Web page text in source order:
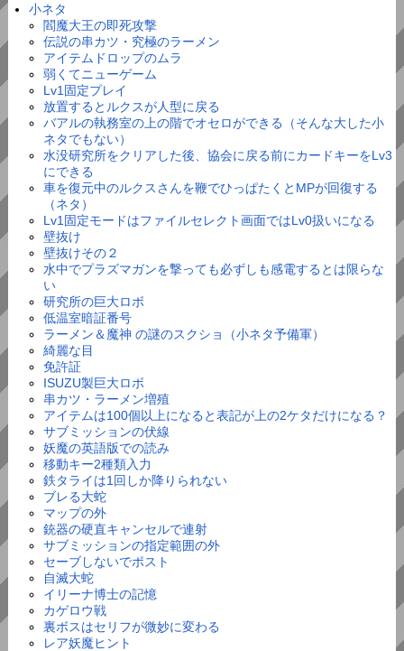
小ネタ
閻魔大王の即死攻撃
伝説の串カツ・究極のラーメン
アイテムドロップのムラ
弱くてニューゲーム
Lv1固定プレイ
放置するとルクスが人型に戻る
バアルの執務室の上の階でオセロができる（そんな大した小
ネタでもない）
水没研究所をクリアした後、協会に戻る前にカードキーをLv3
にできる
車を復元中のルクスさんを鞭でひっぱたくとMPが回復する
（ネタ）
Lv1固定モードはファイルセレクト画面ではLv0扱いになる
壁抜け
壁抜けその２
水中でプラズマガンを撃っても必ずしも感電するとは限らな
い
研究所の巨大ロボ
低温室暗証番号
ラーメン＆魔神 の謎のスクショ（小ネタ予備軍）
綺麗な目
免許証
ISUZU製巨大ロボ
串カツ・ラーメン増殖
アイテムは100個以上になると表記が上の2ケタだけになる？
サブミッションの伏線
妖魔の英語版での読み
移動キー2種類入力
鉄タライは1回しか降りられない
ブレる大蛇
マップの外
銃器の硬直キャンセルで連射
サブミッションの指定範囲の外
セーブしないでポスト
自滅大蛇
イリーナ博士の記憶
カゲロウ戦
裏ボスはセリフが微妙に変わる
レア妖魔ヒント